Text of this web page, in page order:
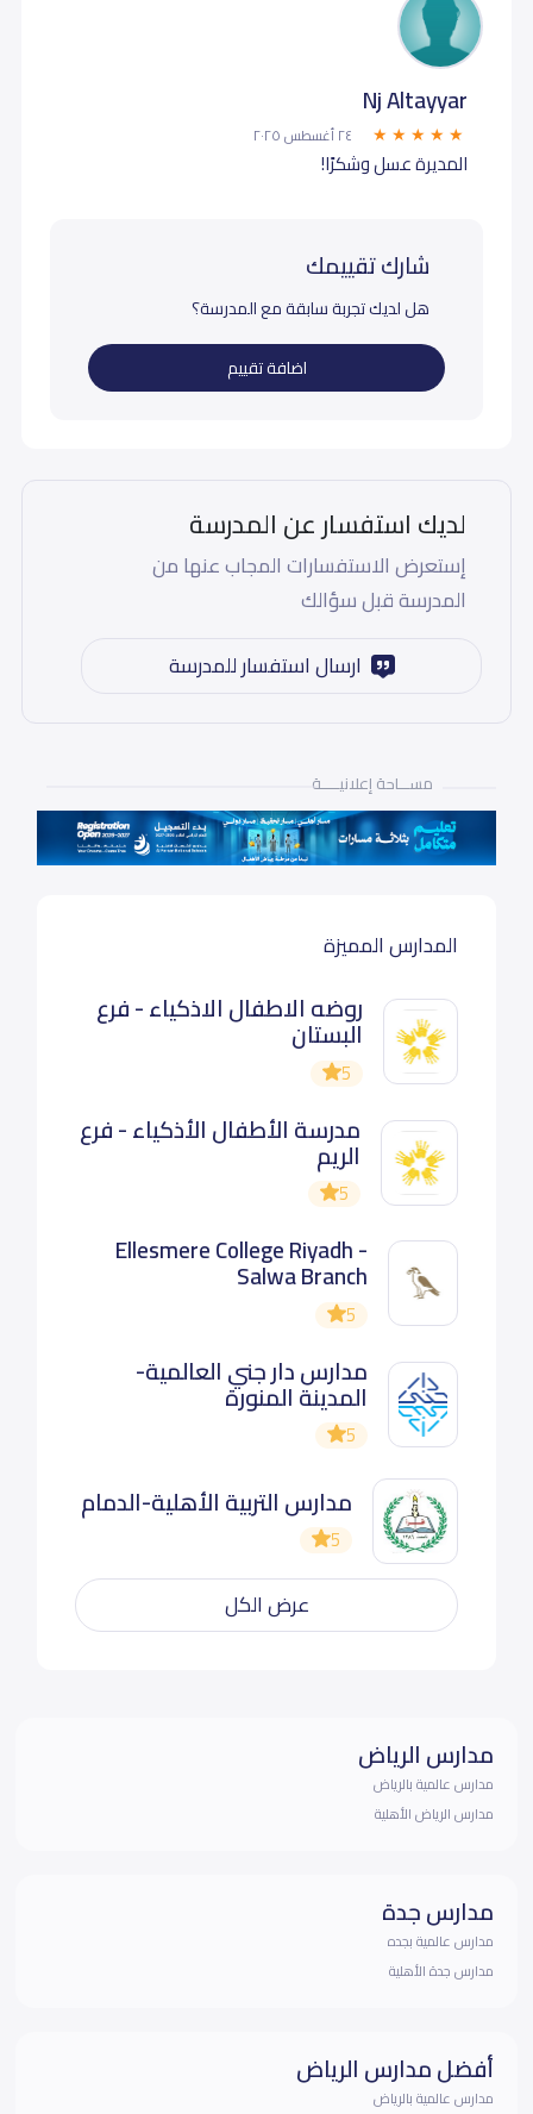
Nj Altayyar
٢٤ أغسطس ٢٠٢٥
المديرة عسل وشكرًا!
شارك تقييمك
هل لديك تجربة سابقة مع المدرسة؟
اضافة تقييم
لديك استفسار عن المدرسة
إستعرض الاستفسارات المجاب عنها من
المدرسة قبل سؤالك
ارسال استفسار للمدرسة
مســـاحة إعلانيـــــة
المدارس المميزة
روضه الاطفال الاذكياء - فرع
البستان
5
مدرسة الأطفال الأذكياء - فرع
الريم
5
Ellesmere College Riyadh -
Salwa Branch
5
مدارس دار جني العالمية-
المدينة المنورة
5
مدارس التربية الأهلية-الدمام
5
عرض الكل
مدارس الرياض
مدارس عالمية بالرياض
مدارس الرياض الأهلية
مدارس جدة
مدارس عالمية بجده
مدارس جدة الأهلية
أفضل مدارس الرياض
مدارس عالمية بالرياض